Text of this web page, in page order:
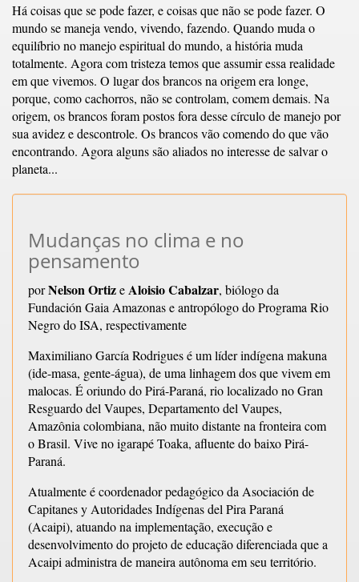
Há coisas que se pode fazer, e coisas que não se pode fazer. O
mundo se maneja vendo, vivendo, fazendo. Quando muda o
equilíbrio no manejo espiritual do mundo, a história muda
totalmente. Agora com tristeza temos que assumir essa realidade
em que vivemos. O lugar dos brancos na origem era longe,
porque, como cachorros, não se controlam, comem demais. Na
origem, os brancos foram postos fora desse círculo de manejo por
sua avidez e descontrole. Os brancos vão comendo do que vão
encontrando. Agora alguns são aliados no interesse de salvar o
planeta...
Mudanças no clima e no
pensamento
porNelson OrtizeAloisio Cabalzar, biólogo da
Fundación Gaia Amazonas e antropólogo do Programa Rio
Negro do ISA, respectivamente
Maximiliano García Rodrigues é um líder indígena makuna
(ide-masa, gente-água), de uma linhagem dos que vivem em
malocas. É oriundo do Pirá-Paraná, rio localizado no Gran
Resguardo del Vaupes, Departamento del Vaupes,
Amazônia colombiana, não muito distante na fronteira com
o Brasil. Vive no igarapé Toaka, afluente do baixo Pirá-
Paraná.
Atualmente é coordenador pedagógico da Asociación de
Capitanes y Autoridades Indígenas del Pira Paraná
(Acaipi), atuando na implementação, execução e
desenvolvimento do projeto de educação diferenciada que a
Acaipi administra de maneira autônoma em seu território.